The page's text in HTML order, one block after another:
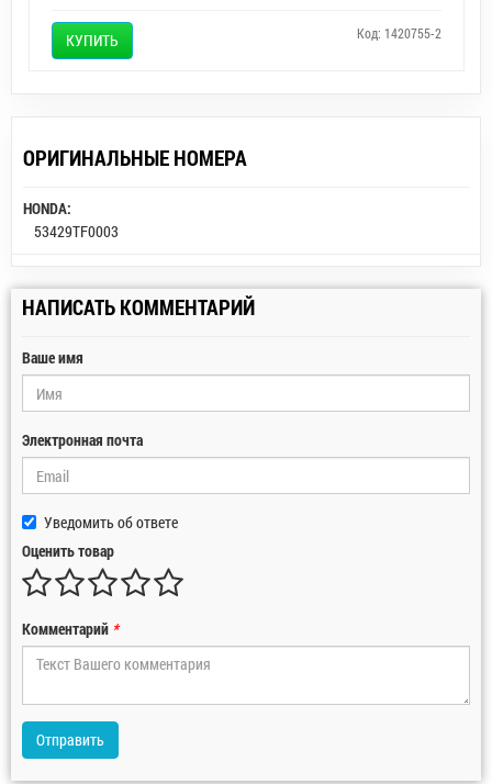
КУПИТЬ Код: 1420755-2
ОРИГИНАЛЬНЫЕ НОМЕРА
HONDA:
53429TF0003
НАПИСАТЬ КОММЕНТАРИЙ
Ваше имя
Электронная почта
Уведомить об ответе
Оценить товар
Комментарий *
Отправить